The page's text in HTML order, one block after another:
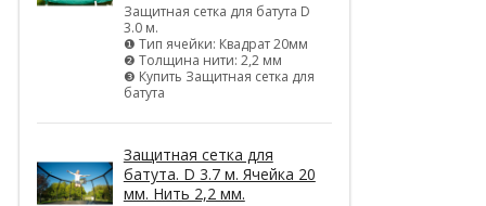
Защитная сетка для батута D
3.0 м.
❶ Тип ячейки: Квадрат 20мм
❷ Толщина нити: 2,2 мм
❸ Купить Защитная сетка для
батута
Защитная сетка для
батута. D 3.7 м. Ячейка 20
мм. Нить 2,2 мм.